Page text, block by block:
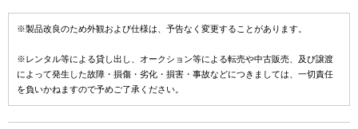
※製品改良のため外観および仕様は、予告なく変更することがあります。
※レンタル等による貸し出し、オークション等による転売や中古販売、及び譲渡
によって発生した故障・損傷・劣化・損害・事故などにつきましては、一切責任
を負いかねますので予めご了承ください。